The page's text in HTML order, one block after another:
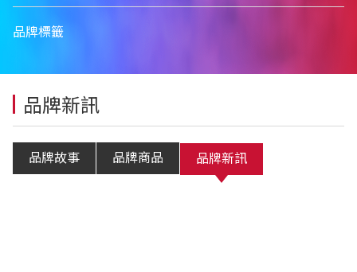
品牌標籤
品牌新訊
品牌故事 品牌商品 品牌新訊